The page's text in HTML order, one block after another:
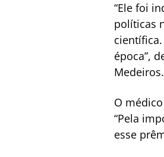
“Ele foi
políticas
época”,
Medeiros.
O
“Pela
esse